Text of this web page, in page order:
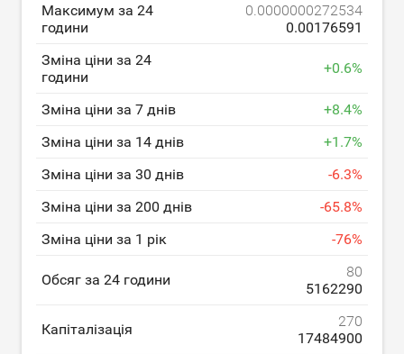
Максимум за 24
години
0.0000000272534
0.00176591
Зміна ціни за 24
години
+0.6%
Зміна ціни за 7 днів +8.4%
Зміна ціни за 14 днів
+1.7%
Зміна ціни за 30 днів
-6.3%
Зміна ціни за 200 днів
-65.8%
Зміна ціни за 1 рік
-76%
Обсяг за 24 години
80
5162290
Капіталізація
270
17484900